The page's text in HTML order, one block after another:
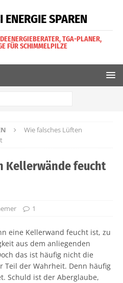
SPAREN
TGA-PLANER,
FÜR SCHIMMELPILZE
Wie falsches Lüften
Kellerwände feucht
1
eine Kellerwand feucht ist, zu
aus dem anliegenden
das ist häufig nicht die
Teil der Wahrheit. Denn häufig
Schuld ist der Aberglaube,